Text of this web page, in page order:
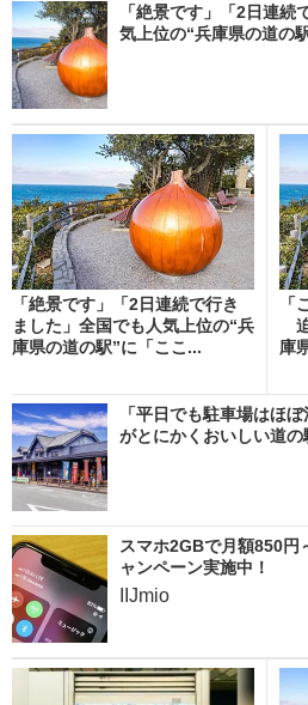
「絶景です」「2日連続
気上位の“兵庫県の道の
「絶景です」「2日連続で行き
ました」全国でも人気上位の“兵
庫県の道の駅”に「ここ...
「
庫
「平日でも駐車場はほ
がとにかくおいしい道の
スマホ2GBで月額850円
ャンペーン実施中！
IIJmio